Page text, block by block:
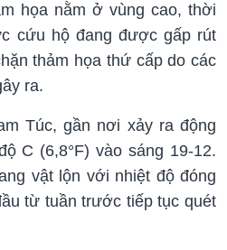
họa nằm ở vùng cao, thời
cứu hộ đang được gấp rút
thảm họa thứ cấp do các
ra.
Túc, gần nơi xảy ra động
C (6,8°F) vào sáng 19-12.
vật lộn với nhiệt độ đóng
từ tuần trước tiếp tục quét